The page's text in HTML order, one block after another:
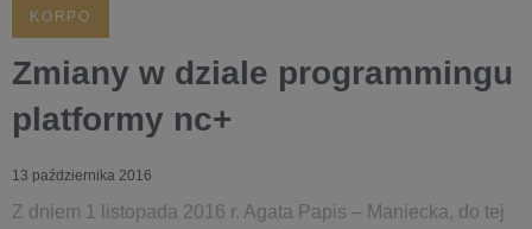
KORPO
Zmiany w dziale programmingu
platformy nc+
13 października 2016
Z dniem 1 listopada 2016 r. Agata Papis – Maniecka, do tej